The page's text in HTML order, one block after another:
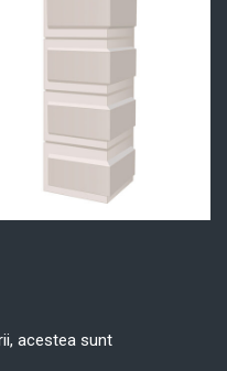
acestea sunt